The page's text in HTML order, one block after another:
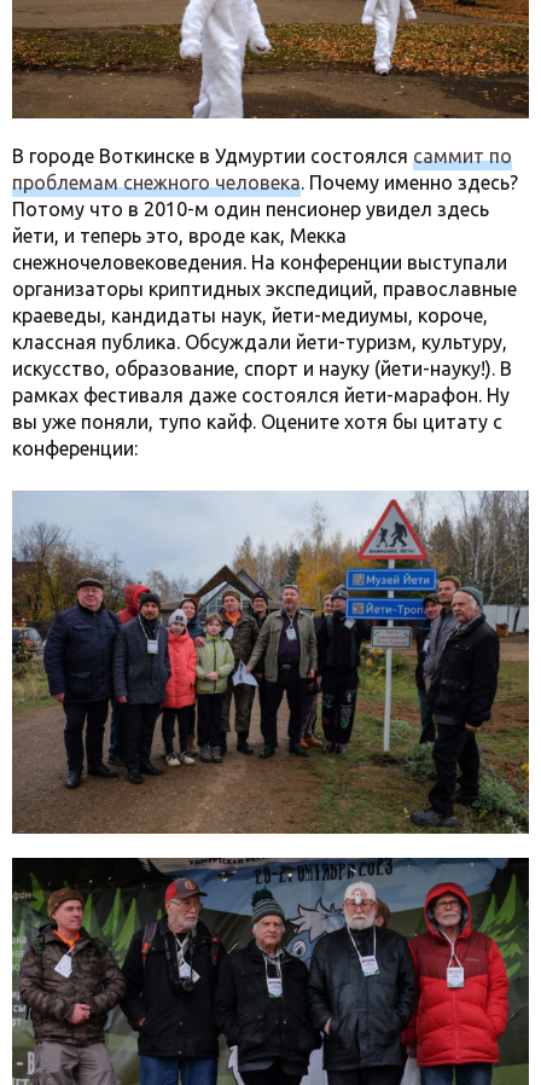
В городе Воткинске в Удмуртии состоялся саммит по
проблемам снежного человека. Почему именно здесь?
Потому что в 2010-м один пенсионер увидел здесь
йети, и теперь это, вроде как, Мекка
снежночеловековедения. На конференции выступали
организаторы криптидных экспедиций, православные
краеведы, кандидаты наук, йети-медиумы, короче,
классная публика. Обсуждали йети-туризм, культуру,
искусство, образование, спорт и науку (йети-науку!). В
рамках фестиваля даже состоялся йети-марафон. Ну
вы уже поняли, тупо кайф. Оцените хотя бы цитату с
конференции: